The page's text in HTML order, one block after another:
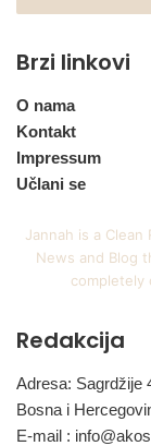
Brzi linkovi
O nama
Kontakt
Impressum
Učlani se
Jannah is a Clean
News and Blog
completely
Redakcija
Adresa: Sagrdžije
Bosna i
E-mail :